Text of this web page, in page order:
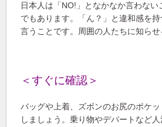
日本人は「NO!」となかなか言わな
でもあります。「ん？」と違和感を
言うことです。周囲の人たちに知らせ
＜すぐに確認＞
バッグや上着、ズボンのお尻のポケ
しましょう。乗り物やデパートなど